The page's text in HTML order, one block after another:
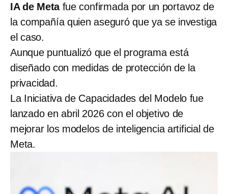
IA de Meta fue confirmada por un portavoz de
la compañía quien aseguró que ya se investiga
el caso.
Aunque puntualizó que el programa está
diseñado con medidas de protección de la
privacidad.
La Iniciativa de Capacidades del Modelo fue
lanzado en abril 2026 con el objetivo de
mejorar los modelos de inteligencia artificial de
Meta.